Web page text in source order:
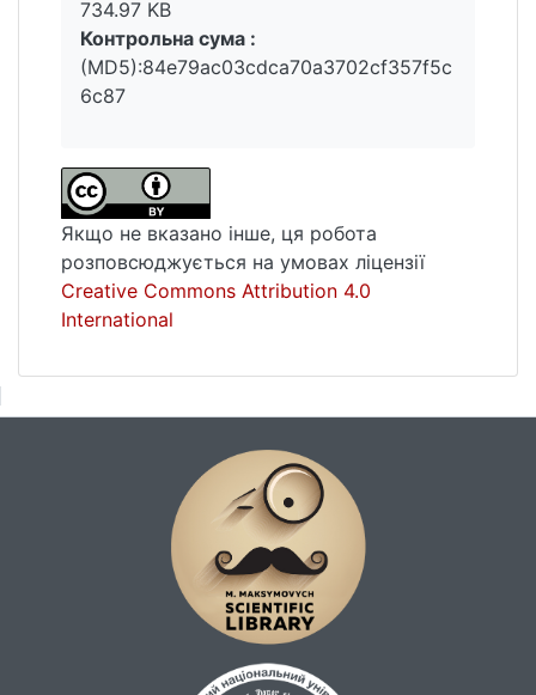
візантійського стилю в тогочасному
релігійному мистецтві, а також міркування
окремих представників духовних і
застосування.
734.97 KB
Контрольна сума :
(MD5):84e79ac03cdca70a3702cf357f5c
6c87
Якщо не вказано інше, ця робота
розповсюджується на умовах ліцензії
Creative Commons Attribution 4.0
International